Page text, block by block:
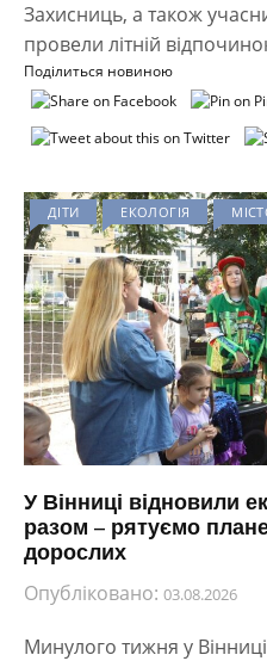
Захисниць, а також
провели літній
Поділиться новиною
ДІТИ ЕКОЛОГІЯ
У Вінниці відновили
разом – рятуємо
дорослих
Опубліковано: 03.08.2026
Минулого тижня у